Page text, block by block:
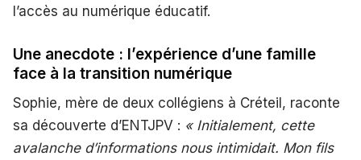
l’accès au numérique éducatif.
Une anecdote : l’expérience d’une famille
face à la transition numérique
Sophie, mère de deux collégiens à Créteil, raconte
sa découverte d’ENTJPV : « Initialement, cette
avalanche d’informations nous intimidait. Mon fils